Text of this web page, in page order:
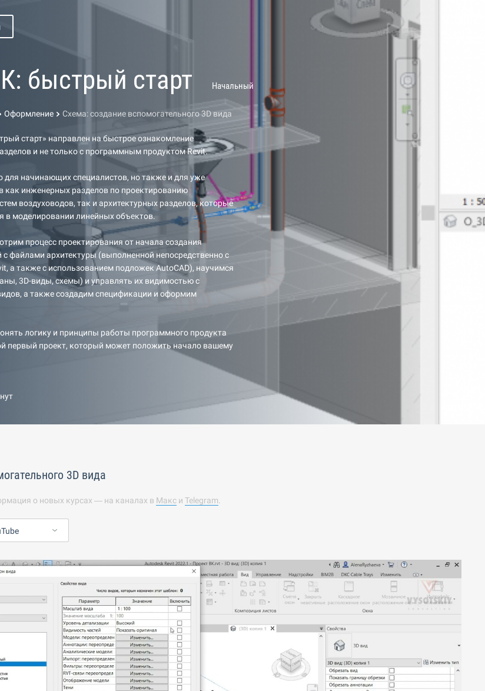
быстрый старт Начальный
Оформление Схема: создание вспомогательного 3D вида
старт» направлен на быстрое ознакомление
и не только с программным продуктом Revit.
для начинающих специалистов, но также и для уже
как инженерных разделов по проектированию
воздуховодов, так и архитектурных разделов, которые
в моделировании линейных объектов.
процесс проектирования от начала создания
с файлами архитектуры (выполненной непосредственно с
а также с использованием подложек AutoCAD), научимся
3D-виды, схемы) и управлять их видимостью с
а также создадим спецификации и оформим
логику и принципы работы программного продукта
первый проект, который может положить начало вашему
3D вида
о новых курсах — на каналах в Макс и Telegram